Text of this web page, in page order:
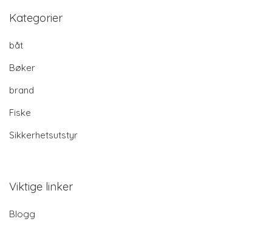
Kategorier
båt
Bøker
brand
Fiske
Sikkerhetsutstyr
Viktige linker
Blogg